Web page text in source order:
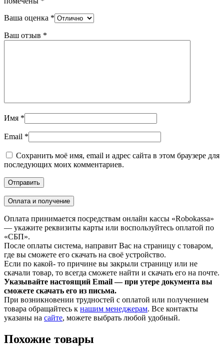
Ваша оценка *
Ваш отзыв *
Имя *
Email *
Сохранить моё имя, email и адрес сайта в этом браузере для
последующих моих комментариев.
Оплата и получение
Оплата принимается посредствам онлайн кассы «Robokassa»
— укажите реквизиты карты или воспользуйтесь оплатой по
«СБП».
После оплаты система, направит Вас на страницу с товаром,
где вы сможете его скачать на своё устройство.
Если по какой- то причине вы закрыли страницу или не
скачали товар, то всегда сможете найти и скачать его на почте.
Указывайте настоящий Email — при утере документа вы
сможете скачать его из письма.
При возникновении трудностей с оплатой или получением
товара обращайтесь к нашим менеджерам. Все контакты
указаны на сайте, можете выбрать любой удобный.
Похожие товары